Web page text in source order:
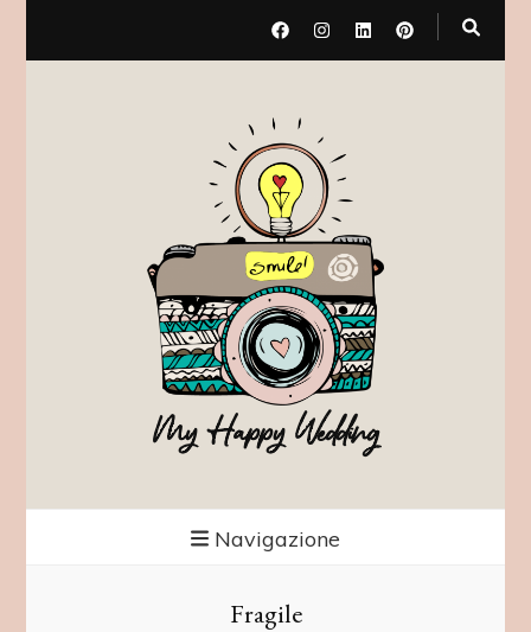
My Happy Wedding
Navigazione
Fragile